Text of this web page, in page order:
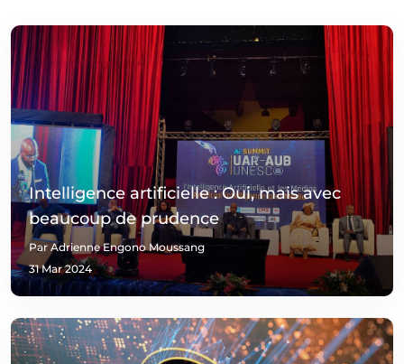
Intelligence artificielle : Oui, mais avec
beaucoup de prudence
Par Adrienne Engono Moussang
31 Mar 2024